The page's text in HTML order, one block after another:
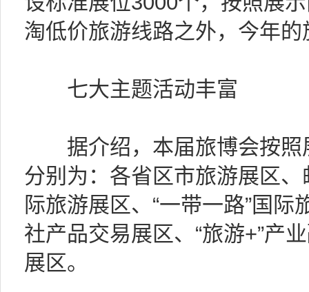
淘低价旅游线路之外，今年
七大主题活动丰富
据介绍，本届旅博会按照
分别为：各省区市旅游展区
际旅游展区、“一带一路”国
社产品交易展区、“旅游+”产
展区。